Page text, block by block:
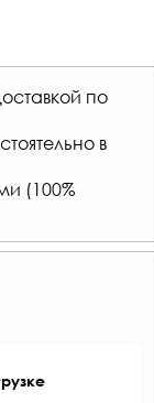
по
в
(100%